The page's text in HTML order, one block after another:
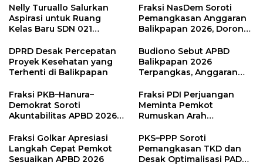
Nelly Turuallo Salurkan
Aspirasi untuk Ruang
Kelas Baru SDN 021
Fraksi NasDem Soroti
Pemangkasan Anggaran
Balikpapan 2026, Dorong
Publik
DPRD Desak Percepatan
Proyek Kesehatan yang
Terhenti di Balikpapan
Budiono Sebut APBD
Balikpapan 2026
Terpangkas, Anggaran
Fraksi PKB–Hanura–
Demokrat Soroti
Akuntabilitas APBD 2026
Pengawasan Belanja
Modal
Fraksi PDI Perjuangan
Meminta Pemkot
Rumuskan Arah
Terukur sebagai
Penyangga IKN
Fraksi Golkar Apresiasi
Langkah Cepat Pemkot
Sesuaikan APBD 2026
PKS–PPP Soroti
Pemangkasan TKD dan
Desak Optimalisasi PAD